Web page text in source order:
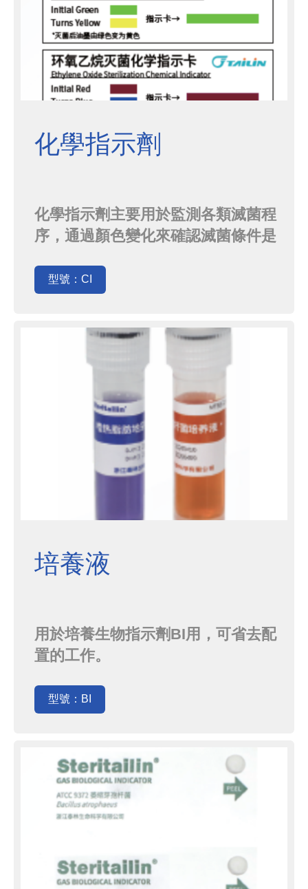
化學指示劑
化學指示劑主要用於監測各類滅菌程
序，通過顏色變化來確認滅菌條件是
因素(諸如溫度、濕度、化學物質等)
敏感的化學成分。當這類還經因素達
眼可見的顏色變化，輔助判斷滅菌進
程是否有效。
型號：CI
培養液
用於培養生物指示劑BI用，可省去配
置的工作。
型號：BI